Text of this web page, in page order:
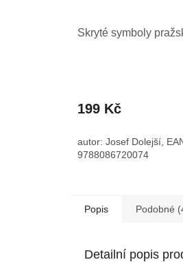
Skryté symboly
199 Kč
autor: Josef Dolejší,
9788086720074
Popis Podobné
Detailní popis